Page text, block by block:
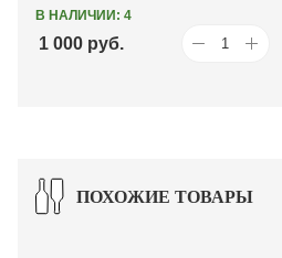
В НАЛИЧИИ: 4
1 000 руб.
ПОХОЖИЕ ТОВАРЫ